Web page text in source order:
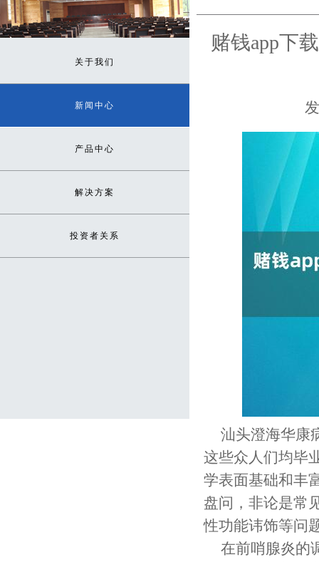
关于我们
新闻中心
产品中心
解决方案
投资者关系
赌钱app下
汕头澄海华康
这些众人们均毕
学表面基础和丰
盘问，非论是常
性功能讳饰等问
在前哨腺炎的